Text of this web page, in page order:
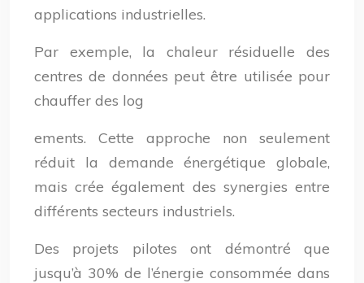
applications industrielles.
Par exemple, la chaleur résiduelle des
centres de données peut être utilisée pour
chauffer des log
ements. Cette approche non seulement
réduit la demande énergétique globale,
mais crée également des synergies entre
différents secteurs industriels.
Des projets pilotes ont démontré que
jusqu’à 30% de l’énergie consommée dans